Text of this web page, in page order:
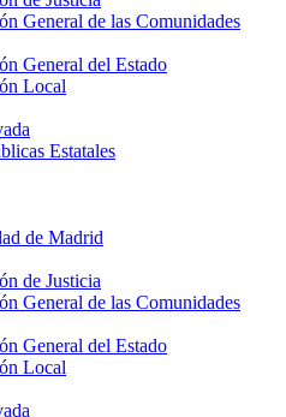
General de las Comunidades
General del Estado
Local
Estatales
de Madrid
de Justicia
General de las Comunidades
General del Estado
Local